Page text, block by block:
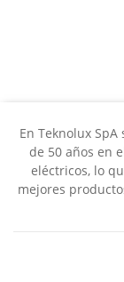
En Teknolux
de 50 años en
eléctricos, lo
mejores